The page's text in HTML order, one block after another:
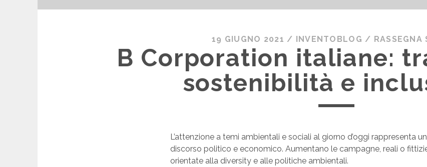
19 GIUGNO 2021 / INVENTOBLOG / RASSEGNA
B Corporation italiane:
sostenibilità e
L’attenzione a temi ambientali e sociali al giorno d’oggi rappresenta
discorso politico e economico. Aumentano le campagne, reali o
orientate alla diversity e alle politiche ambientali.